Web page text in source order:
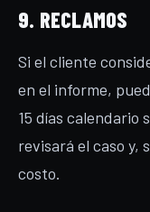
9. RECLAMOS
Si el cliente
en el informe,
15 días calendario
revisará el caso y,
costo.